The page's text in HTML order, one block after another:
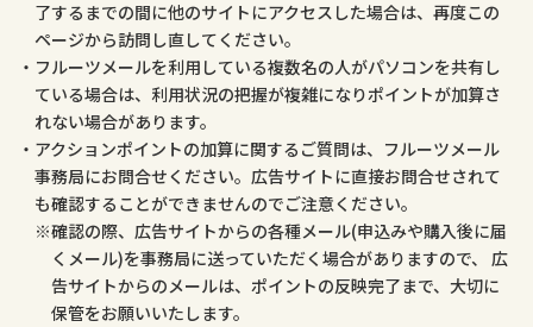
了するまでの間に他のサイトにアクセスした場合は、再度この
ページから訪問し直してください。
フルーツメールを利用している複数名の人がパソコンを共有し
ている場合は、利用状況の把握が複雑になりポイントが加算さ
れない場合があります。
アクションポイントの加算に関するご質問は、フルーツメール
事務局にお問合せください。広告サイトに直接お問合せされて
も確認することができませんのでご注意ください。
確認の際、広告サイトからの各種メール(申込みや購入後に届
くメール)を事務局に送っていただく場合がありますので、 広
告サイトからのメールは、ポイントの反映完了まで、大切に
保管をお願いいたします。